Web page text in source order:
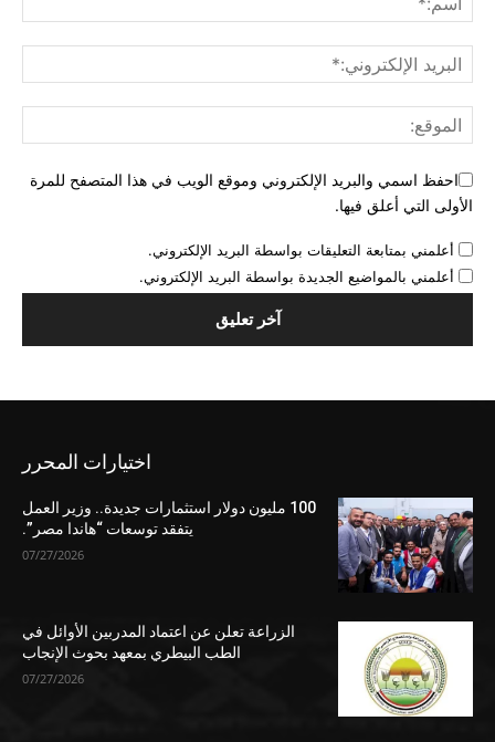
احفظ اسمي والبريد الإلكتروني وموقع الويب في هذا المتصفح للمرة
الأولى التي أعلق فيها.
أعلمني بمتابعة التعليقات بواسطة البريد الإلكتروني.
أعلمني بالمواضيع الجديدة بواسطة البريد الإلكتروني.
اختيارات المحرر
100 مليون دولار استثمارات جديدة.. وزير العمل
يتفقد توسعات “هاندا مصر”.
07/27/2026
الزراعة تعلن عن اعتماد المدربين الأوائل في
الطب البيطري بمعهد بحوث الإنجاب
07/27/2026